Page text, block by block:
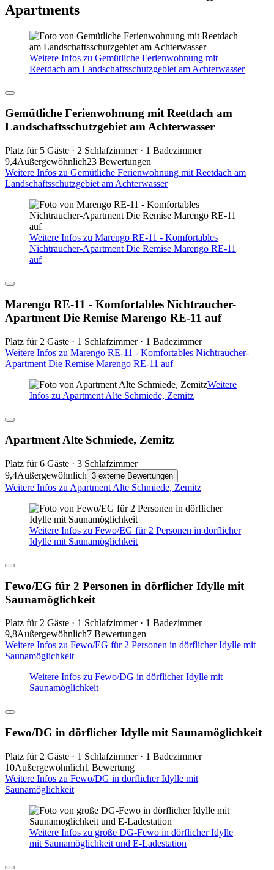
Apartments
Weitere Infos zu Gemütliche Ferienwohnung mit
Reetdach am Landschaftsschutzgebiet am Achterwasser
Gemütliche Ferienwohnung mit Reetdach am
Landschaftsschutzgebiet am Achterwasser
Platz für 5 Gäste · 2 Schlafzimmer · 1 Badezimmer
9,4Außergewöhnlich23 Bewertungen
Weitere Infos zu Gemütliche Ferienwohnung mit Reetdach am
Landschaftsschutzgebiet am Achterwasser
Weitere Infos zu Marengo RE-11 - Komfortables
Nichtraucher-Apartment Die Remise Marengo RE-11
auf
Marengo RE-11 - Komfortables Nichtraucher-
Apartment Die Remise Marengo RE-11 auf
Platz für 2 Gäste · 1 Schlafzimmer · 1 Badezimmer
Weitere Infos zu Marengo RE-11 - Komfortables Nichtraucher-
Apartment Die Remise Marengo RE-11 auf
Weitere
Infos zu Apartment Alte Schmiede, Zemitz
Apartment Alte Schmiede, Zemitz
Platz für 6 Gäste · 3 Schlafzimmer
9,4Außergewöhnlich 3 externe Bewertungen
Weitere Infos zu Apartment Alte Schmiede, Zemitz
Weitere Infos zu Fewo/EG für 2 Personen in dörflicher
Idylle mit Saunamöglichkeit
Fewo/EG für 2 Personen in dörflicher Idylle mit
Saunamöglichkeit
Platz für 2 Gäste · 1 Schlafzimmer · 1 Badezimmer
9,8Außergewöhnlich7 Bewertungen
Weitere Infos zu Fewo/EG für 2 Personen in dörflicher Idylle mit
Saunamöglichkeit
Weitere Infos zu Fewo/DG in dörflicher Idylle mit
Saunamöglichkeit
Fewo/DG in dörflicher Idylle mit Saunamöglichkeit
Platz für 2 Gäste · 1 Schlafzimmer · 1 Badezimmer
10Außergewöhnlich1 Bewertung
Weitere Infos zu Fewo/DG in dörflicher Idylle mit
Saunamöglichkeit
Weitere Infos zu große DG-Fewo in dörflicher Idylle
mit Saunamöglichkeit und E-Ladestation